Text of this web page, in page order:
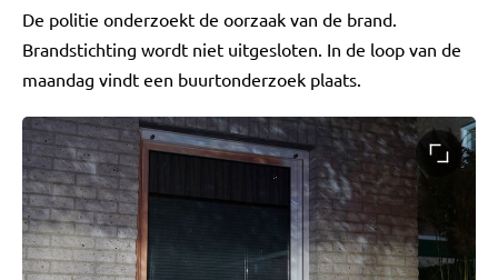
De politie onderzoekt de oorzaak van de brand.
Brandstichting wordt niet uitgesloten. In de loop van de
maandag vindt een buurtonderzoek plaats.